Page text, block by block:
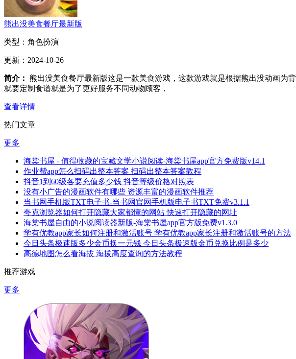
熊出没美食餐厅最新版
类型： 角色扮演
更新： 2024-10-26
简介： 熊出没美食餐厅最新版这是一款美食游戏，这款游戏就是根据熊出没动画为
就要定制食谱就是为了更好服务不同动物顾客，
查看详情
热门文章
更多
海棠书屋 - 值得收藏的宝藏文学小说阅读-海棠书屋app官方免费版v14.1
作业帮app怎么扫码出整本答案 扫码出整本答案教程
抖音1到60级各要充值多少钱 抖音等级价格对照表
没有小广告的漫画软件有哪些 资源丰富的漫画软件推荐
当书网手机版TXT电子书-当书网官网手机版电子书TXT免费v3.1.1
夸克浏览器如何打开隐藏大家都懂的网站 快速打开隐藏的网址
海棠书屋自由的小说阅读器新版-海棠书屋app官方版免费v1.3.0
学有优教app家长如何注册和激活账号 学有优教app家长注册和激活账号的方法
今日头条极速版多少金币换一元钱 今日头条极速版金币兑换比例是多少
高德地图怎么看海拔 海拔高度查询的方法教程
推荐游戏
更多